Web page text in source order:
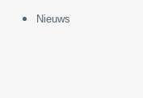
Nieuws